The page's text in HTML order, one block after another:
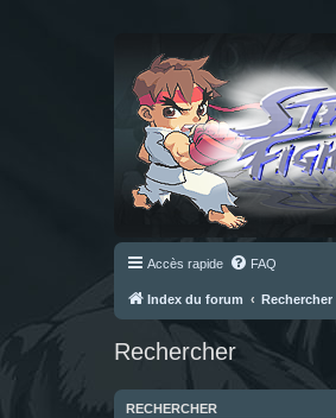
Accès rapide FAQ
Index du forum Rechercher
Rechercher
RECHERCHER